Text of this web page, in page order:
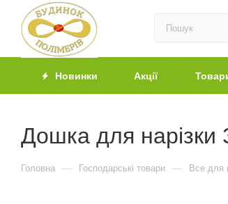
Новинки Акції
Дошка для нарізки
Головна — Господарські товари — Все для